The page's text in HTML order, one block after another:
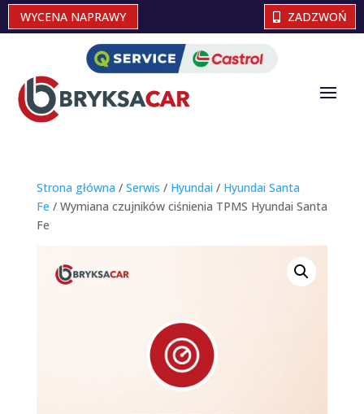
WYCENA NAPRAWY ZADZWOŃ
Strona główna / Serwis / Hyundai / Hyundai Santa
Fe / Wymiana czujników ciśnienia TPMS Hyundai Santa
Fe